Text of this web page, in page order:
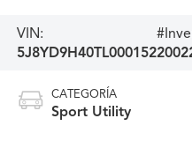
VIN:
5J8YD9H40TL000152
CATEGORÍA
Sport Utility